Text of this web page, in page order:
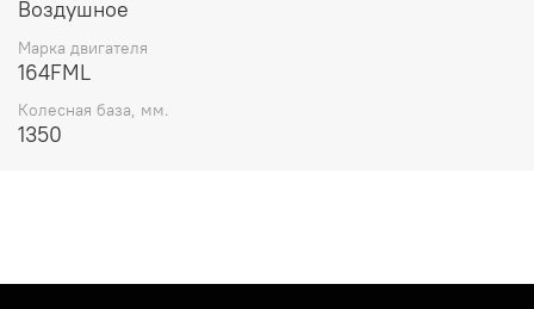
Воздушное
Марка двигателя
164FML
Колесная база, мм.
1350